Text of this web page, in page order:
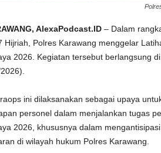
AlexaPodcast.ID– Dalam
Hijriah, Polres Karawang menggelar
2026. Kegiatan tersebut berlangsung
ini dilaksanakan sebagai upaya
personel dalam menjalankan tugas
2026, khususnya dalam
di wilayah hukum Polres Karawang.